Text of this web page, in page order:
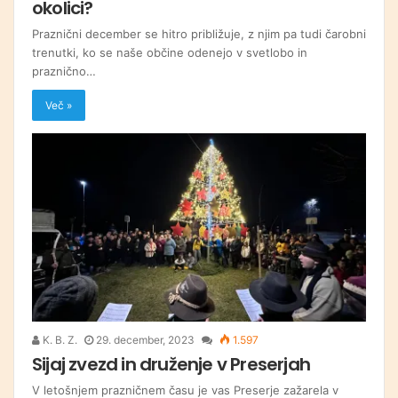
okolici?
Praznični december se hitro približuje, z njim pa tudi čarobni
trenutki, ko se naše občine odenejo v svetlobo in
praznično…
Več »
K. B. Z. 29. december, 2023 1.597
Sijaj zvezd in druženje v Preserjah
V letošnjem prazničnem času je vas Preserje zažarela v